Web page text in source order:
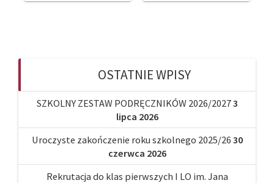
OSTATNIE WPISY
SZKOLNY ZESTAW PODRĘCZNIKÓW 2026/20273
lipca 2026
Uroczyste zakończenie roku szkolnego 2025/26 30
czerwca 2026
Rekrutacja do klas pierwszych I LO im. Jana